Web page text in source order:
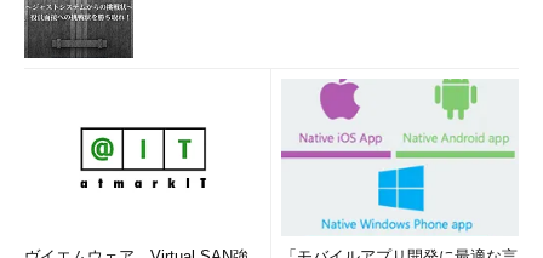
画面7 Windows 2000の環境変数設定画面
環境変数を設定した後にCygwinを起動します。ホームディレ
コマンドで作成します。